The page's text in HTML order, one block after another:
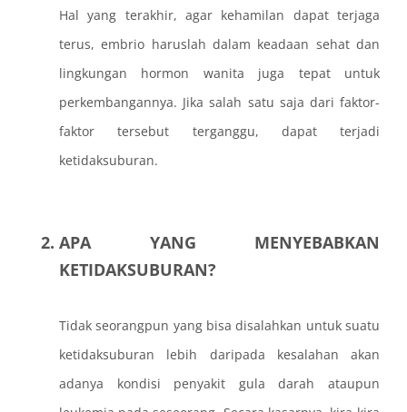
Hal yang terakhir, agar kehamilan dapat terjaga
terus, embrio haruslah dalam keadaan sehat dan
lingkungan hormon wanita juga tepat untuk
perkembangannya. Jika salah satu saja dari faktor-
faktor tersebut terganggu, dapat terjadi
ketidaksuburan.
APA YANG MENYEBABKAN
KETIDAKSUBURAN?
Tidak seorangpun yang bisa disalahkan untuk suatu
ketidaksuburan lebih daripada kesalahan akan
adanya kondisi penyakit gula darah ataupun